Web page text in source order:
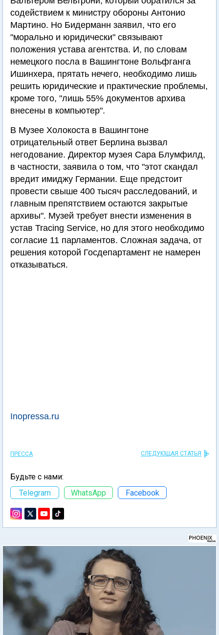
содействием к министру обороны Антонио
Мартино. Но Бидерманн заявил, что его
"морально и юридически" связывают
положения устава агентства. И, по словам
немецкого посла в Вашингтоне Вольфганга
Ишинхера, прятать нечего, необходимо лишь
решить юридические и практические проблемы,
кроме того, "лишь 55% документов архива
внесены в компьютер".
В Музее Холокоста в Вашингтоне
отрицательный ответ Берлина вызвал
негодование. Директор музея Сара Блумфилд,
в частности, заявила о том, что "этот скандал
вредит имиджу Германии. Еще предстоит
провести свыше 400 тысяч расследований, и
главным препятствием остаются закрытые
архивы". Музей требует внести изменения в
устав Tracing Service, но для этого необходимо
согласие 11 парламентов. Сложная задача, от
решения которой Госдепартамент не намерен
отказываться.
Inopressa.ru
ПРЕССА СЛЕДУЮЩАЯ СТАТЬЯ
Будьте с нами:
Telegram
WhatsApp Facebook